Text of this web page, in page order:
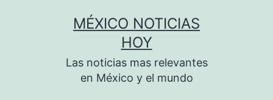
MÉXICO NOTICIAS
HOY
Las noticias mas relevantes
en México y el mundo